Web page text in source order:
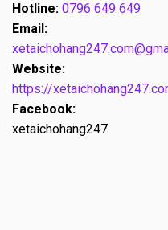
Hotline: 0796 649 649
Email:
Website:
https://
Facebook:
xetaichohang247